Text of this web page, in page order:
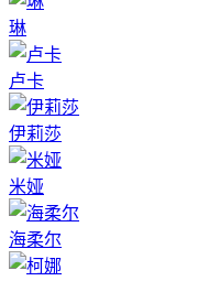
琳
卢卡
伊莉莎
米娅
海柔尔